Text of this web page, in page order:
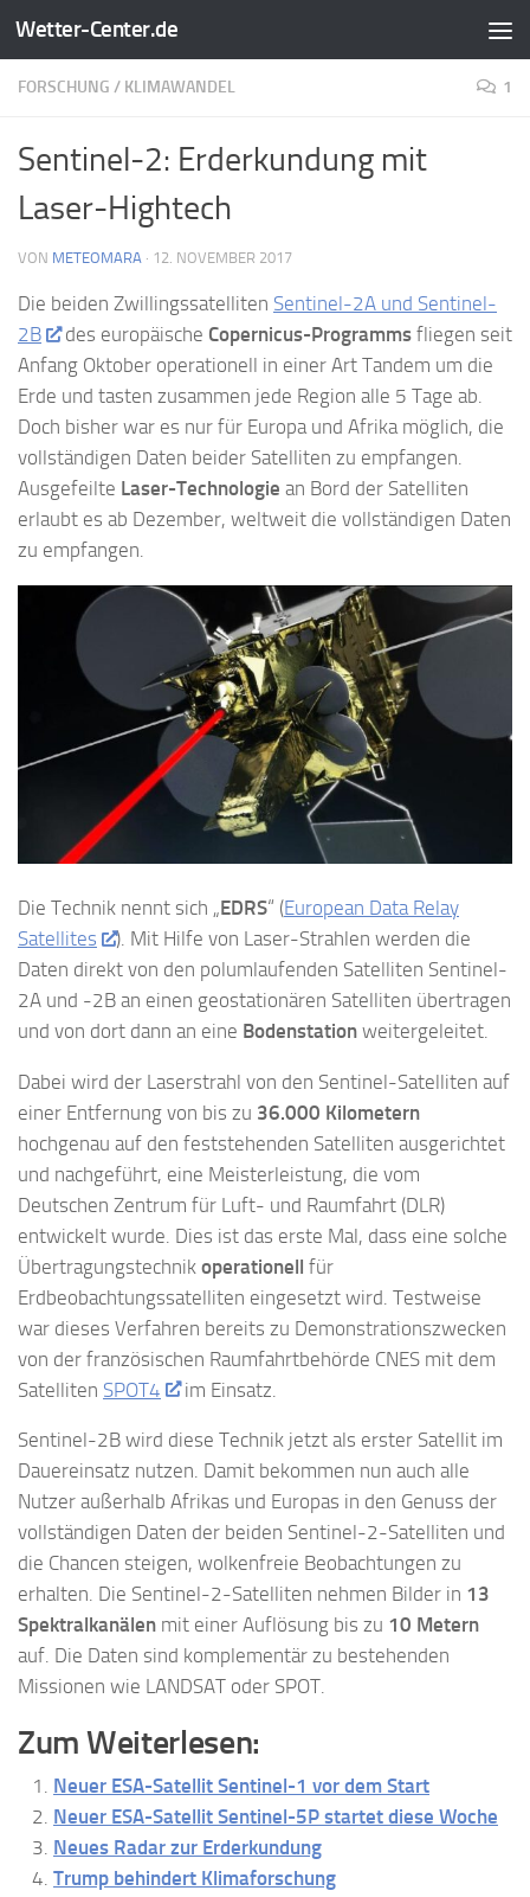
Zum Inhalt springen
Wetter-Center.de
FORSCHUNG / KLIMAWANDEL 1
Sentinel-2: Erderkundung mit
Laser-Hightech
VON METEOMARA · 12. NOVEMBER 2017
Die beiden Zwillingssatelliten Sentinel-2A und Sentinel-
2B
des europäische Copernicus-Programmsfliegen seit
Anfang Oktober operationell in einer Art Tandem um die
Erde und tasten zusammen jede Region alle 5 Tage ab.
Doch bisher war es nur für Europa und Afrika möglich, die
vollständigen Daten beider Satelliten zu empfangen.
Ausgefeilte Laser-Technologie an Bord der Satelliten
erlaubt es ab Dezember, weltweit die vollständigen Daten
zu empfangen.
Die Technik nennt sich „EDRS“ (European Data Relay
Satellites
). Mit Hilfe von Laser-Strahlen werden die
Daten direkt von den polumlaufenden Satelliten Sentinel-
2A und -2B an einen geostationären Satelliten übertragen
und von dort dann an eine Bodenstation weitergeleitet.
Dabei wird der Laserstrahl von den Sentinel-Satelliten auf
einer Entfernung von bis zu 36.000 Kilometern
hochgenau auf den feststehenden Satelliten ausgerichtet
und nachgeführt, eine Meisterleistung, die vom
Deutschen Zentrum für Luft- und Raumfahrt (DLR)
entwickelt wurde. Dies ist das erste Mal, dass eine solche
Übertragungstechnik operationell für
Erdbeobachtungssatelliten eingesetzt wird. Testweise
war dieses Verfahren bereits zu Demonstrationszwecken
von der französischen Raumfahrtbehörde CNES mit dem
Satelliten SPOT4 im Einsatz.
Sentinel-2B wird diese Technik jetzt als erster Satellit im
Dauereinsatz nutzen. Damit bekommen nun auch alle
Nutzer außerhalb Afrikas und Europas in den Genuss der
vollständigen Daten der beiden Sentinel-2-Satelliten und
die Chancen steigen, wolkenfreie Beobachtungen zu
erhalten. Die Sentinel-2-Satelliten nehmen Bilder in 13
Spektralkanälen mit einer Auflösung bis zu 10 Metern
auf. Die Daten sind komplementär zu bestehenden
Missionen wie LANDSAT oder SPOT.
Zum Weiterlesen:
Neuer ESA-Satellit Sentinel-1 vor dem Start
Neuer ESA-Satellit Sentinel-5P startet diese Woche
Neues Radar zur Erderkundung
Trump behindert Klimaforschung